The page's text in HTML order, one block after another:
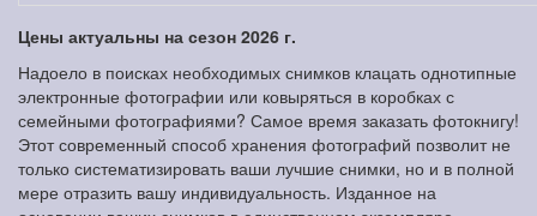
Цены актуальны на сезон 2026 г.
Надоело в поисках необходимых снимков клацать однотипные
электронные фотографии или ковыряться в коробках с
семейными фотографиями? Самое время заказать фотокнигу!
Этот современный способ хранения фотографий позволит не
только систематизировать ваши лучшие снимки, но и в полной
мере отразить вашу индивидуальность. Изданное на